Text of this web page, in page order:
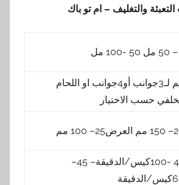
والتغليف – ام تو باك
يتم لـ3جوانب أو4جوانب او اللحام
حسب الاختيار
100 مم
45 -100كيس/الدقيقة– 45–